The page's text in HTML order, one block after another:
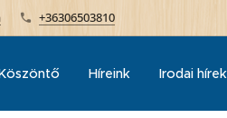
+36306503810
Híreink Irodai hírek